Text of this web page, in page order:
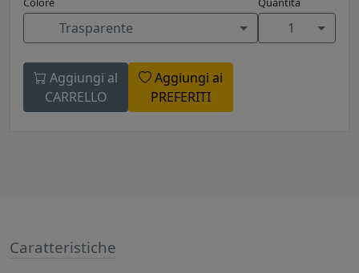
Trasparente 1
Aggiungi al
CARRELLO
Aggiungi ai
PREFERITI
Caratteristiche